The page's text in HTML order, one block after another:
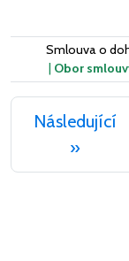
Smlouva o
| Obor
Následující
»